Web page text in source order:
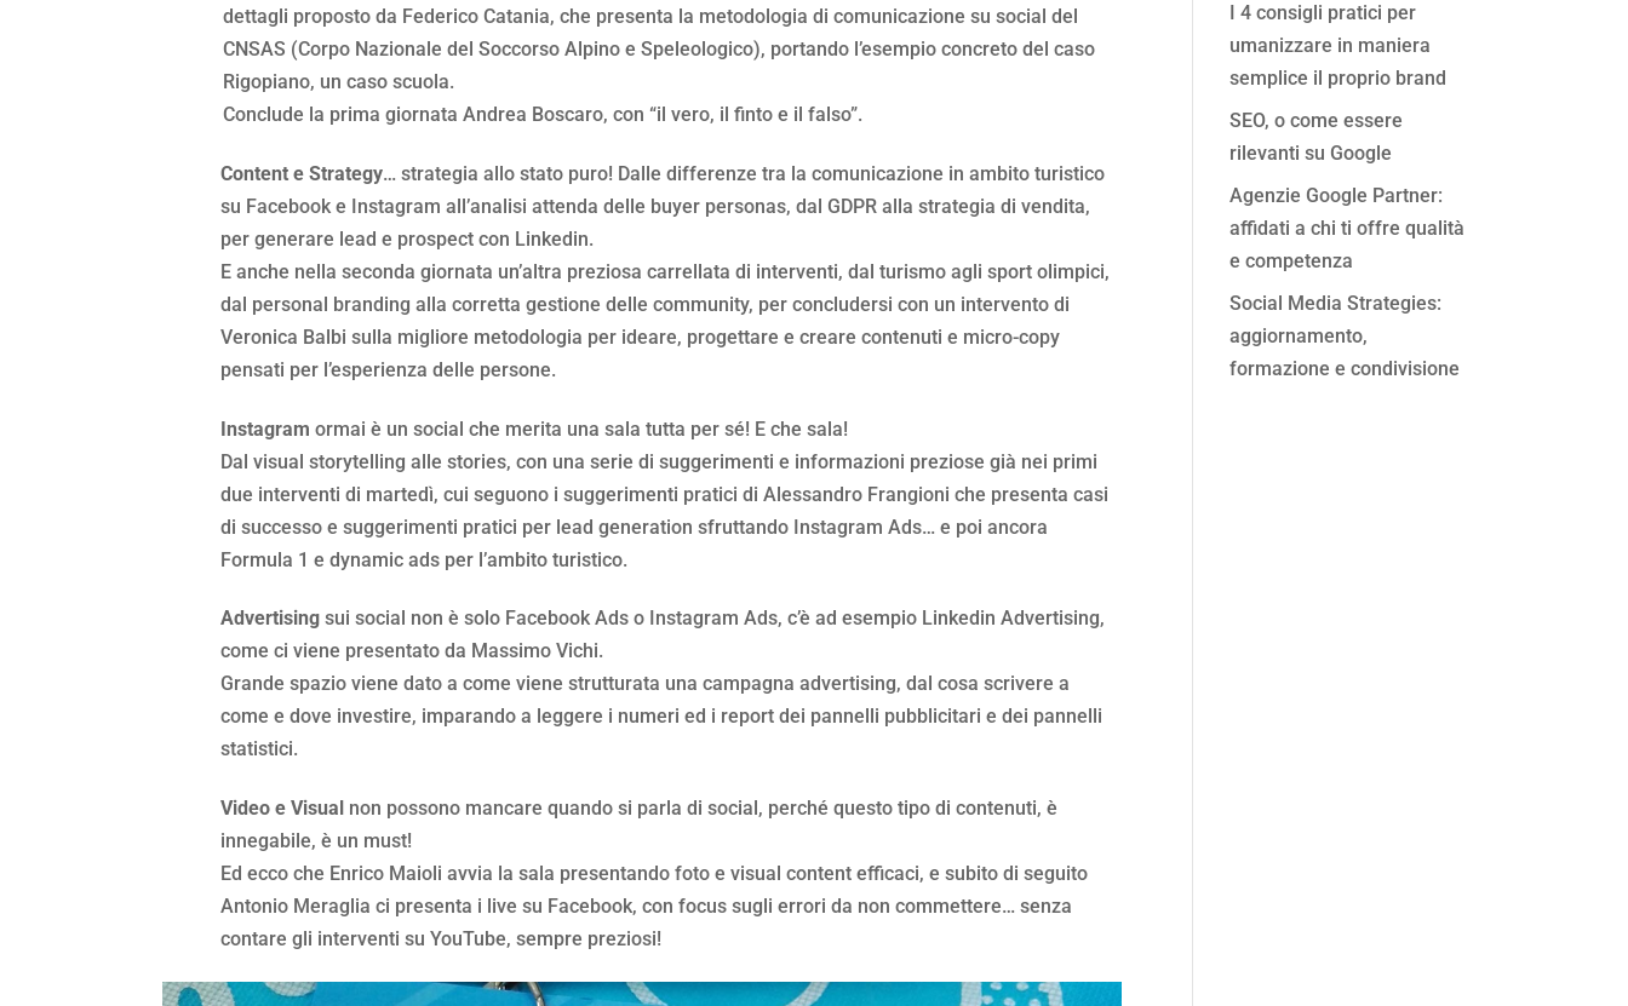
dettagli proposto da Federico Catania, che presenta la metodologia di comunicazione su social del
CNSAS (Corpo Nazionale del Soccorso Alpino e Speleologico), portando l’esempio concreto del caso
Rigopiano, un caso scuola.
Conclude la prima giornata Andrea Boscaro, con “il vero, il finto e il falso”.
Content e Strategy… strategia allo stato puro! Dalle differenze tra la comunicazione in ambito turistico
su Facebook e Instagram all’analisi attenda delle buyer personas, dal GDPR alla strategia di vendita,
per generare lead e prospect con Linkedin.
E anche nella seconda giornata un’altra preziosa carrellata di interventi, dal turismo agli sport olimpici,
dal personal branding alla corretta gestione delle community, per concludersi con un intervento di
Veronica Balbi sulla migliore metodologia per ideare, progettare e creare contenuti e micro-copy
pensati per l’esperienza delle persone.
Instagram ormai è un social che merita una sala tutta per sé! E che sala!
Dal visual storytelling alle stories, con una serie di suggerimenti e informazioni preziose già nei primi
due interventi di martedì, cui seguono i suggerimenti pratici di Alessandro Frangioni che presenta casi
di successo e suggerimenti pratici per lead generation sfruttando Instagram Ads… e poi ancora
Formula 1 e dynamic ads per l’ambito turistico.
Advertisingsui social non è solo Facebook Ads o Instagram Ads, c’è ad esempio Linkedin Advertising,
come ci viene presentato da Massimo Vichi.
Grande spazio viene dato a come viene strutturata una campagna advertising, dal cosa scrivere a
come e dove investire, imparando a leggere i numeri ed i report dei pannelli pubblicitari e dei pannelli
statistici.
Video e Visual non possono mancare quando si parla di social, perché questo tipo di contenuti, è
innegabile, è un must!
Ed ecco che Enrico Maioli avvia la sala presentando foto e visual content efficaci, e subito di seguito
Antonio Meraglia ci presenta i live su Facebook, con focus sugli errori da non commettere… senza
contare gli interventi su YouTube, sempre preziosi!
I 4 consigli pratici per
umanizzare in maniera
semplice il proprio brand
SEO, o come essere
rilevanti su Google
Agenzie Google Partner:
affidati a chi ti offre qualità
e competenza
Social Media Strategies:
aggiornamento,
formazione e condivisione